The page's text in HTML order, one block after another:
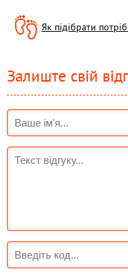
Як підібрати
Залиште свій